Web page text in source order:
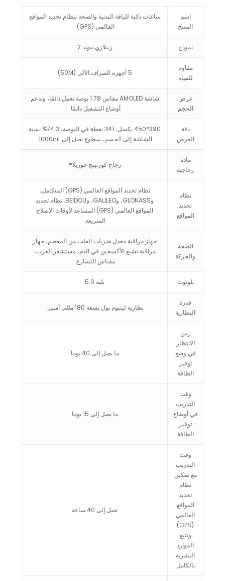
اسم
المنتج
ساعات ذكية للياقة البدنية والصحة بنظام تحديد المواقع
العالمي (GPS).
نموذج زيبلازي بيوند 2
مقاوم
للمياه
5 أجهزة الصراف الآلي (50M)
عرض
الحجم
شاشة AMOLED مقاس 1.78 بوصة تعمل دائمًا، وتدعم
أوضاع التشغيل دائمًا.
دقة
العرض
390*450 بكسل، 341 نقطة في البوصة، 74.3% نسبة
الشاشة إلى الجسم، سطوع يصل إلى 1000nit.
مادة
زجاجية
زجاج كورنينج جوريلا®
نظام
تحديد
المواقع
نظام تحديد المواقع العالمي (GPS) المتكامل،
وGLONASS، وGALILEO، وBEIDOU. نظام تحديد
المواقع العالمي (GPS) المساعد لأوقات الإصلاح
السريعة.
الصحة
والحركة
جهاز مراقبة معدل ضربات القلب من المعصم، جهاز
مراقبة تشبع الأكسجين في الدم، مستشعر القرب،
مقياس التسارع.
بلوتوث بليه 5.0
قدرة
البطارية
بطارية ليثيوم بول بسعة 180 مللي أمبير.
زمن
الانتظار
في وضع
توفير
الطاقة
ما يصل إلى 40 يوما
وقت
التدريب
في أوضاع
توفير
الطاقة
ما يصل إلى 15 يوما
وقت
التدريب
مع تمكين
نظام
تحديد
المواقع
العالمي
(GPS)
وتتبع
الموارد
البشرية
بالكامل
تصل إلى 40 ساعة